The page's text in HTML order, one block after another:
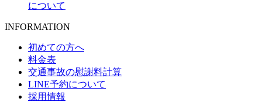
について
INFORMATION
初めての方へ
料金表
交通事故の慰謝料計算
LINE予約について
採用情報